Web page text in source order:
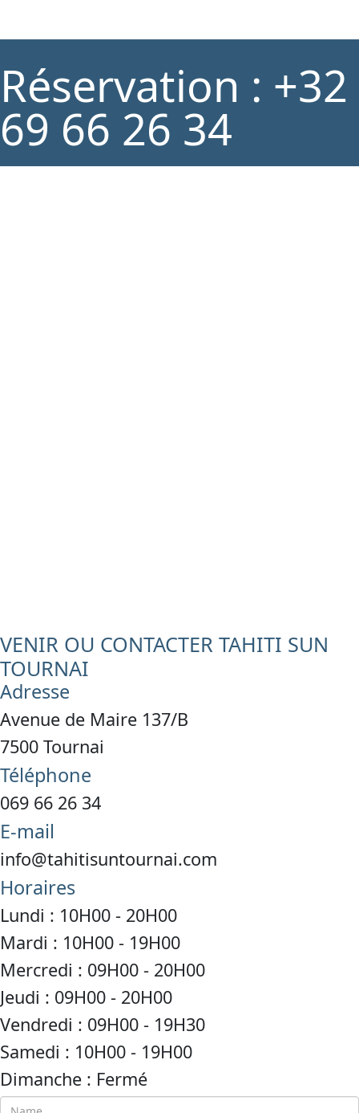
Réservation : +32
69 66 26 34
VENIR OU CONTACTER TAHITI SUN
TOURNAI
Adresse
Avenue de Maire 137/B
7500 Tournai
Téléphone
069 66 26 34
E-mail
info@tahitisuntournai.com
Horaires
Lundi : 10H00 - 20H00
Mardi : 10H00 - 19H00
Mercredi : 09H00 - 20H00
Jeudi : 09H00 - 20H00
Vendredi : 09H00 - 19H30
Samedi : 10H00 - 19H00
Dimanche : Fermé